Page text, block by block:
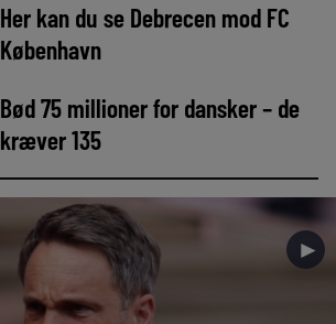
Her kan du se Debrecen mod FC
København
Bød 75 millioner for dansker – de
kræver 135
►